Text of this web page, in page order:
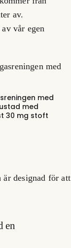
av.
vår egen
med
med
30 mg stoft
är designad för att
en